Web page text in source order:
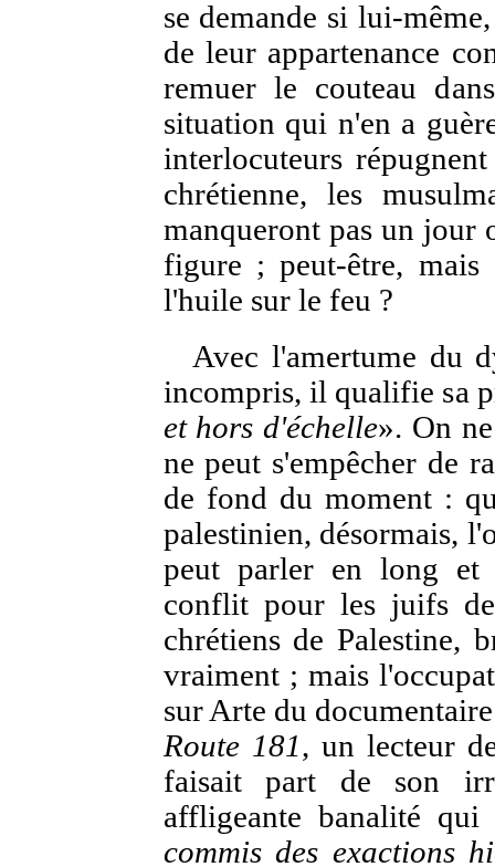
se demande si lui-
de leur appartenance
remuer le couteau
situation qui n'en a
interlocuteurs
chrétienne, les
manqueront pas un jour
figure ; peut-être,
l'huile sur le feu ?
Avec l'amertume du
incompris, il qualifie sa
et hors d'échelle». On
ne peut s'empêcher de
de fond du moment :
palestinien, désormais,
peut parler en long et
conflit pour les juifs
chrétiens de Palestine,
vraiment ; mais
sur Arte du
Route 181, un lecteur
faisait part de son
affligeante banalité
commis des exactions